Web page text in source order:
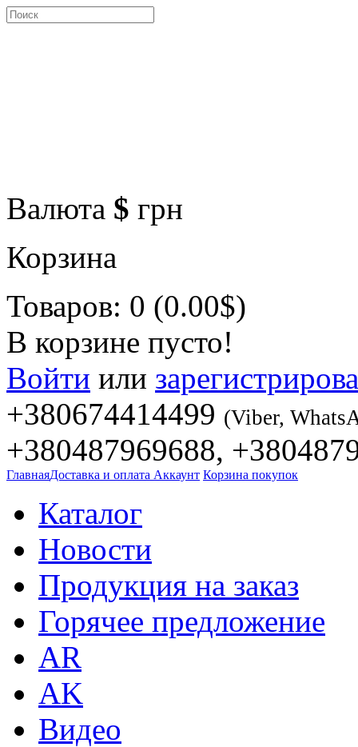
Валюта $ грн
Корзина
Товаров: 0 (0.00$)
В корзине пусто!
Войти или
+380674414499 (Viber,
+380487969688,
ГлавнаяДоставка и оплата Аккаунт Корзина покупок
Каталог
Новости
Продукция на заказ
Горячее предложение
AR
AK
Видео